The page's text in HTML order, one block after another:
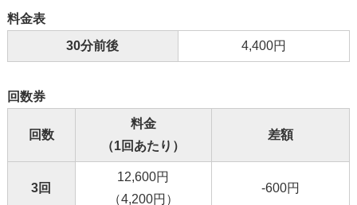
料金表
30分前後
4,400円
回数券
回数
料金
（1回あたり）
差額
3回
12,600円
（4,200円）
-600円